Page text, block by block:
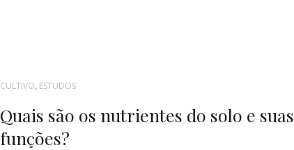
CULTIVO, ESTUDOS
Quais são os nutrientes do solo e suas
funções?